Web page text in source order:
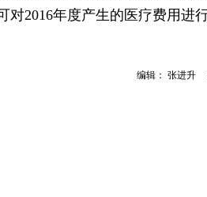
对2016年度产生的医疗费用进
编辑： 张进升